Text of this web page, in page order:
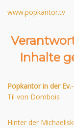
www.popkantor.tv
Inhalte
Popkantor in der
Til von Dombois
Hinter der